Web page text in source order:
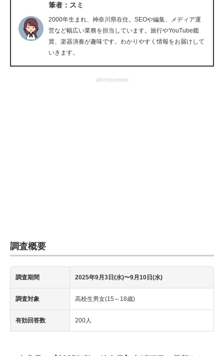
マーケ×ITの今がよく分かる
ITエンジニア向け専門サイト
企業向けIT製品の総合サイト
筆者：スミ
2000年生まれ、神奈川県在住。SEOや編集、メディア運
営など幅広い業務を担当しています。旅行やYouTube鑑
賞、楽器演奏が趣味です。わかりやすく情報をお届けして
いきます。
advertisement
調査概要
調査期間 2025年9月3日(水)〜9月10日(水)
調査対象 高校生男女(15～18歳)
有効回答数 200人